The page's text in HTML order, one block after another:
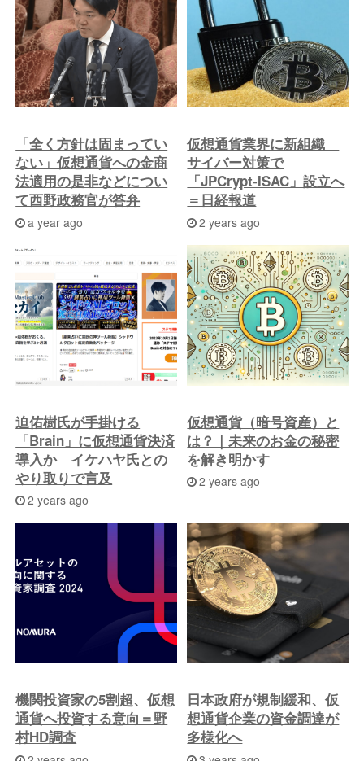
投
稿
へ
「全く方針は固まってい
ない」仮想通貨への金商
法適用の是非などについ
て西野政務官が答弁
a year ago
仮想通貨業界に新組織
サイバー対策で
「JPCrypt-ISAC」設立へ
＝日経報道
2 years ago
迫佑樹氏が手掛ける
「Brain」に仮想通貨決済
導入か イケハヤ氏との
やり取りで言及
2 years ago
仮想通貨（暗号資産）と
は？｜未来のお金の秘密
を解き明かす
2 years ago
機関投資家の5割超、仮想
通貨へ投資する意向＝野
村HD調査
日本政府が規制緩和、仮
想通貨企業の資金調達が
多様化へ